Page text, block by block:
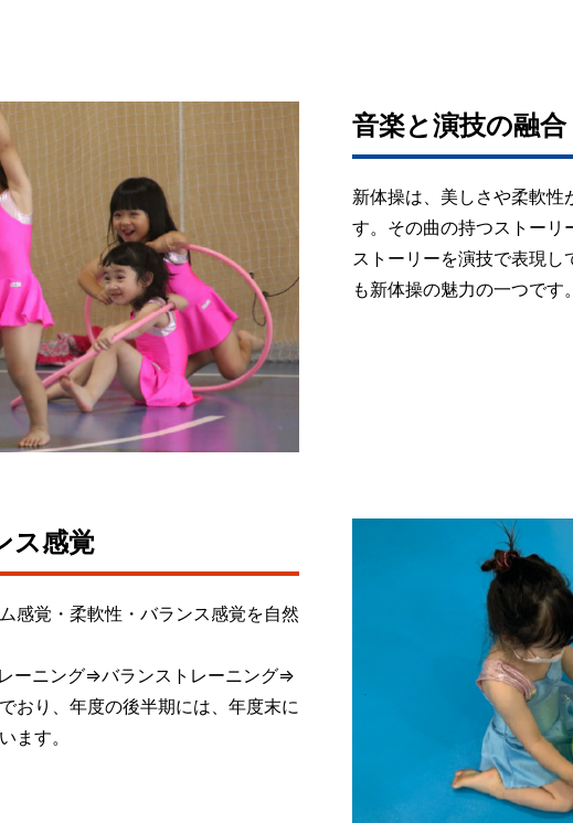
音楽と演技の融合
新体操は、美しさや柔軟
す。その曲の持つストーリ
ストーリーを演技で表現
も新体操の魅力の一つです
ス感覚
感覚・柔軟性・バランス感覚を自然
ーニング⇒バランストレーニング⇒
おり、年度の後半期には、年度末に
ます。